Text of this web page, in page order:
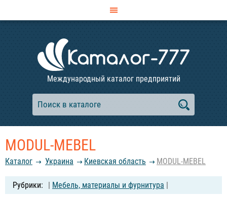
Международный каталог предприятий
MODUL-MEBEL
Каталог Украина Киевская область MODUL-MEBEL
| Мебель, материалы и фурнитура |